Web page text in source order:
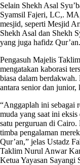
Selain Shekh Asal
Syamsil Fajeri, LC,.
mesjid, seperti Mesjid
Shekh Asal dan Shekh
yang juga hafidz Qur’an.
Pengasuh Majelis
mengatakan kaborasi
biasa dalam
antara senior dan junior,
“Anggaplah ini sebagai
muda yang saat ini
satu perguruan di
timba pengalaman
Qur’an,” jelas Ustadz
Taklim Nurul Anwar
Ketua Yayasan Sayangi